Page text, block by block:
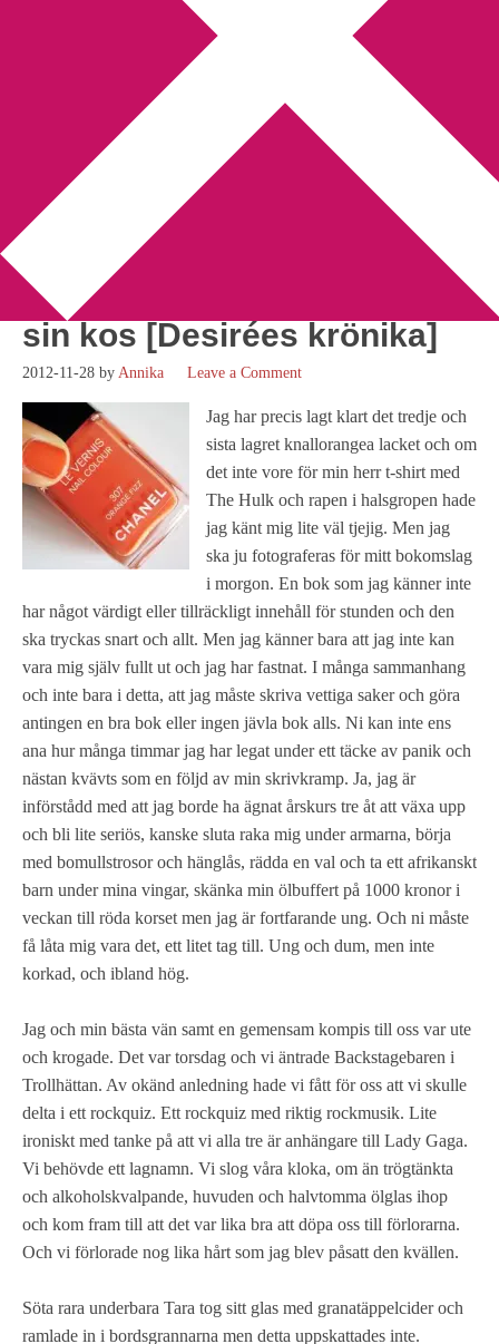
Bokbloggsjerka Bloggmaraton
Kriminalroman Min tv-blogg
You are here: Desirée Abrahamsson
Vi kanske ses åter i
helvetet när höftkulan hans har rullat sin kos [Desirées krönika]
Vi kanske ses åter i helvetet
när höftkulan hans har rullat
sin kos [Desirées krönika]
2012-11-28 by Annika Leave a Comment
Jag har precis lagt klart det tredje och
sista lagret knallorangea lacket och om
det inte vore för min herr t-shirt med
The Hulk och rapen i halsgropen hade
jag känt mig lite väl tjejig. Men jag
ska ju fotograferas för mitt bokomslag
i morgon. En bok som jag känner inte
har något värdigt eller tillräckligt innehåll för stunden och den
ska tryckas snart och allt. Men jag känner bara att jag inte kan
vara mig själv fullt ut och jag har fastnat. I många sammanhang
och inte bara i detta, att jag måste skriva vettiga saker och göra
antingen en bra bok eller ingen jävla bok alls. Ni kan inte ens
ana hur många timmar jag har legat under ett täcke av panik och
nästan kvävts som en följd av min skrivkramp. Ja, jag är
införstådd med att jag borde ha ägnat årskurs tre åt att växa upp
och bli lite seriös, kanske sluta raka mig under armarna, börja
med bomullstrosor och hänglås, rädda en val och ta ett afrikanskt
barn under mina vingar, skänka min ölbuffert på 1000 kronor i
veckan till röda korset men jag är fortfarande ung. Och ni måste
få låta mig vara det, ett litet tag till. Ung och dum, men inte
korkad, och ibland hög.
Jag och min bästa vän samt en gemensam kompis till oss var ute
och krogade. Det var torsdag och vi äntrade Backstagebaren i
Trollhättan. Av okänd anledning hade vi fått för oss att vi skulle
delta i ett rockquiz. Ett rockquiz med riktig rockmusik. Lite
ironiskt med tanke på att vi alla tre är anhängare till Lady Gaga.
Vi behövde ett lagnamn. Vi slog våra kloka, om än trögtänkta
och alkoholskvalpande, huvuden och halvtomma ölglas ihop
och kom fram till att det var lika bra att döpa oss till förlorarna.
Och vi förlorade nog lika hårt som jag blev påsatt den kvällen.
Söta rara underbara Tara tog sitt glas med granatäppelcider och
ramlade in i bordsgrannarna men detta uppskattades inte.